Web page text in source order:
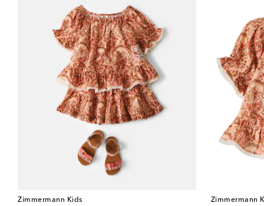
Zimmermann Kids
Zimmermann